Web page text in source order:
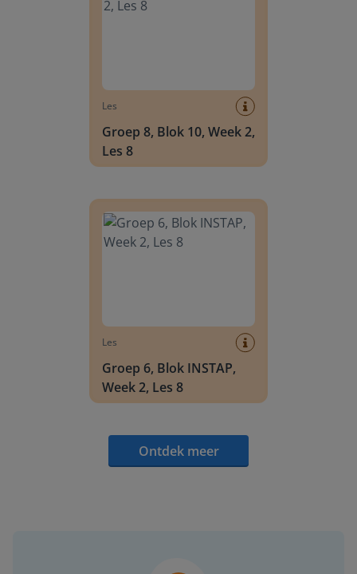
Les
Groep 8, Blok 10, Week 2,
Les 8
Les
Groep 6, Blok INSTAP,
Week 2, Les 8
Ontdek meer